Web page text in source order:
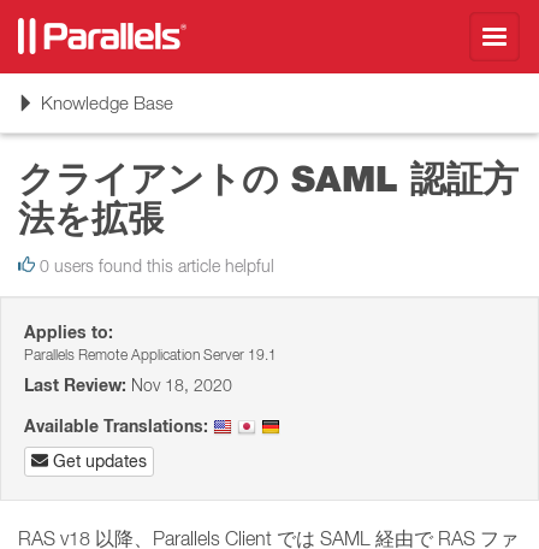
ToggleKnowledge Base
クライアントの SAML 認証方
法を拡張
0 users found this article helpful
Applies to:
Parallels Remote Application Server 19.1
Last Review: Nov 18, 2020
Available Translations:
Get updates
RAS v18 以降、Parallels Client では SAML 経由で RAS ファ